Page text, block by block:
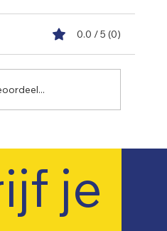
0.0 / 5 (0)
je